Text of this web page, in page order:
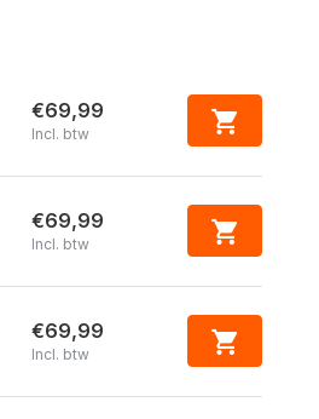
€69,99
Incl. btw
€69,99
Incl. btw
€69,99
Incl. btw